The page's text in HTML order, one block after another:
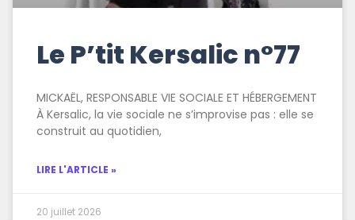
Le P’tit Kersalic n°77
MICKAËL, RESPONSABLE VIE SOCIALE ET HÉBERGEMENT
À Kersalic, la vie sociale ne s’improvise pas : elle se
construit au quotidien,
LIRE L'ARTICLE »
20 juillet 2026